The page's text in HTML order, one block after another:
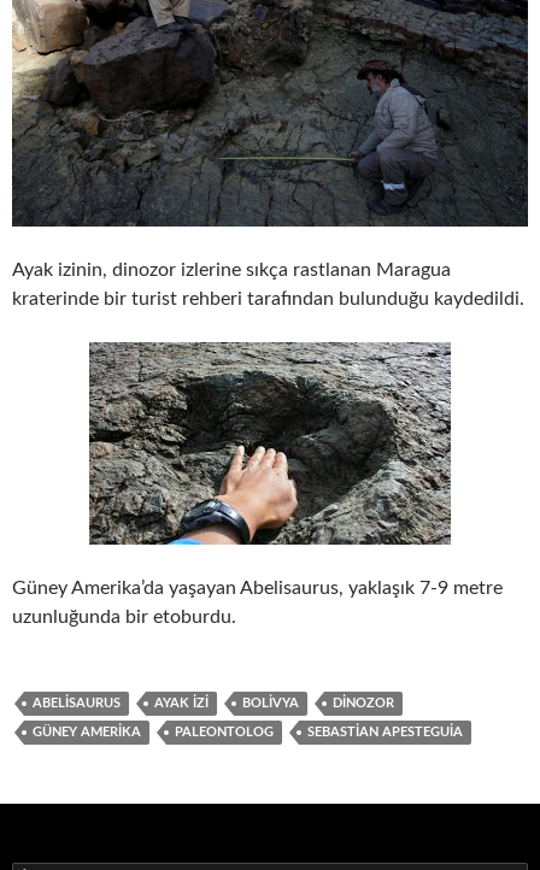
Ayak izinin, dinozor izlerine sıkça rastlanan Maragua
kraterinde bir turist rehberi tarafından bulunduğu kaydedildi.
Güney Amerika’da yaşayan Abelisaurus, yaklaşık 7-9 metre
uzunluğunda bir etoburdu.
ABELISAURUS AYAK IZI BOLIVYA DINOZOR
GÜNEY AMERIKA PALEONTOLOG SEBASTIAN APESTEGUIA